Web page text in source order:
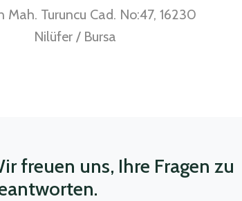
Mah. Turuncu Cad. No:47, 16230
Nilüfer / Bursa
freuen uns, Ihre Fragen zu